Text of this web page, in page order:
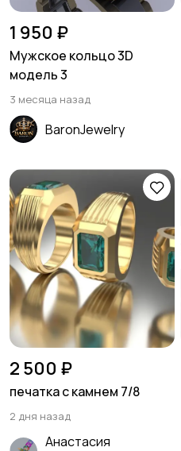
1 950 ₽
Мужское кольцо 3D
модель 3
3 месяца назад
BaronJewelry
2 500 ₽
печатка с камнем 7/8
2 дня назад
Анастасия